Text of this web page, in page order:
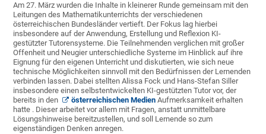
Am 27. März wurden die Inhalte in kleinerer Runde gemeinsam mit den
Leitungen des Mathematikunterrichts der verschiedenen
österreichischen Bundesländer vertieft. Der Fokus lag hierbei
insbesondere auf der Anwendung, Erstellung und Reflexion KI-
gestützter Tutorensysteme. Die Teilnehmenden verglichen mit großer
Offenheit und Neugier unterschiedliche Systeme im Hinblick auf ihre
Eignung für den eigenen Unterricht und diskutierten, wie sich neue
technische Möglichkeiten sinnvoll mit den Bedürfnissen der Lernenden
verbinden lassen. Dabei stellten Alissa Fock und Hans-Stefan Siller
insbesondere einen selbstentwickelten KI-gestützten Tutor vor, der
bereits in den
österreichischen Medien Aufmerksamkeit erhalten
hatte . Dieser arbeitet vor allem mit Fragen, anstatt unmittelbare
Lösungshinweise bereitzustellen, und soll Lernende so zum
eigenständigen Denken anregen.